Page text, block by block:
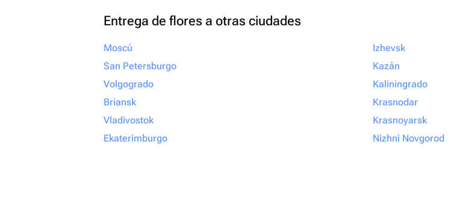
Entrega de flores a otras ciudades
Moscú
San Petersburgo
Volgogrado
Briansk
Vladivostok
Ekaterimburgo
Izhevsk
Kazán
Kaliningrado
Krasnodar
Krasnoyarsk
Nizhni Novgorod